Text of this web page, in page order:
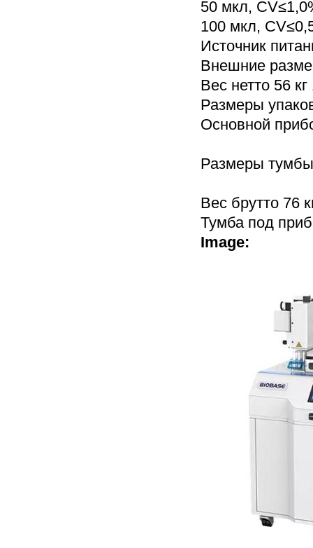
50 мкл,
100 мкл,
Источник
Внешние
Вес нетто 56 кг
Размеры
Основной
Размеры
Вес брутто 76
Тумба под
Image: